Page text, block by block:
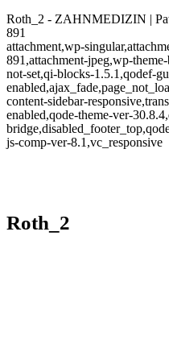
Roth_2 - ZAHNMEDIZIN |
891
attachment,wp-
891,attachment-jpeg,wp-
not-set,qi-blocks-1.5.1,qodef-
content-sidebar-
enabled,qode-theme-ver-
js-comp-ver-8.1,vc_responsive
Roth_2